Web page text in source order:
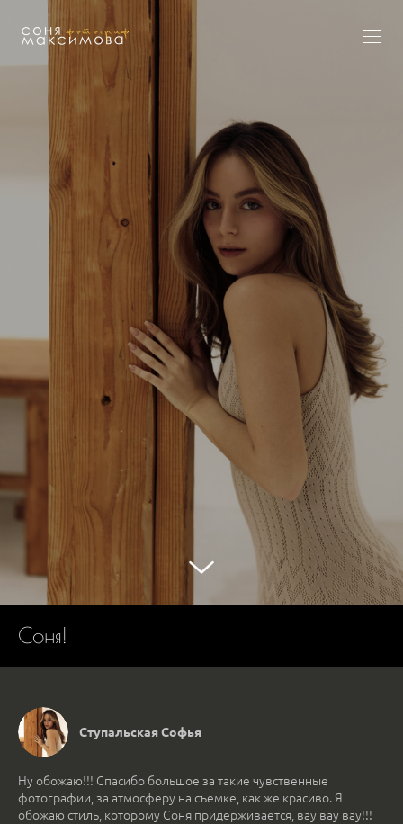
Соня!
Ступальская Софья
Ну обожаю!!! Спасибо большое за такие чувственные
фотографии, за атмосферу на съемке, как же красиво. Я
обожаю стиль, которому Соня придерживается, вау вау вау!!!